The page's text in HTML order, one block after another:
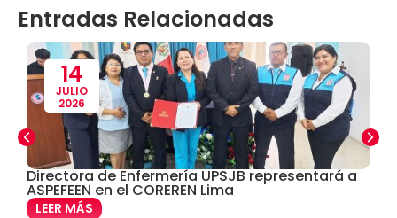
Convenios
Defensoría Universitaria
Departamento Cultural Artístico y Deportivo (28)
Derecho
Enfermería
Entradas Relacionadas
14
JULIO
2026
Directora de Enfermería UPSJB representará a
ASPEFEEN en el COREREN Lima
LEER MÁS